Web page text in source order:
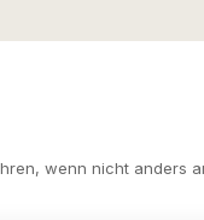
wenn nicht anders